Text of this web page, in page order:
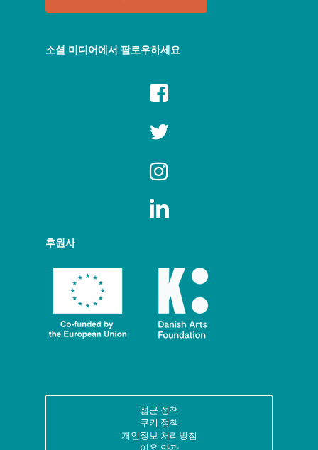
소셜 미디어에서 팔로우하세요
후원사
접근 정책
쿠키 정책
개인정보 처리방침